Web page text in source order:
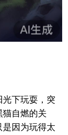
下玩耍，突
猫自燃的关
因为玩得太